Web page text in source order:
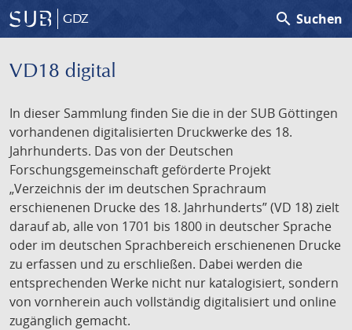
GDZ search Suchen
VD18 digital
In dieser Sammlung finden Sie die in der SUB Göttingen
vorhandenen digitalisierten Druckwerke des 18.
Jahrhunderts. Das von der Deutschen
Forschungsgemeinschaft geförderte Projekt
„Verzeichnis der im deutschen Sprachraum
erschienenen Drucke des 18. Jahrhunderts” (VD 18) zielt
darauf ab, alle von 1701 bis 1800 in deutscher Sprache
oder im deutschen Sprachbereich erschienenen Drucke
zu erfassen und zu erschließen. Dabei werden die
entsprechenden Werke nicht nur katalogisiert, sondern
von vornherein auch vollständig digitalisiert und online
zugänglich gemacht.